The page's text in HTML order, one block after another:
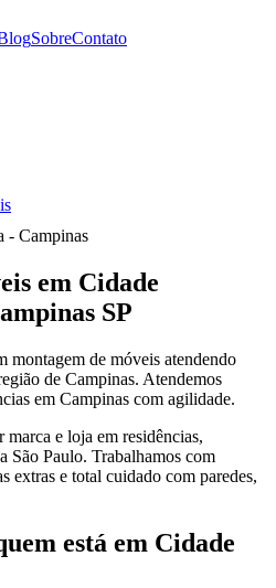
SobreContato
- Campinas
em Cidade
SP
montagem de móveis atendendo
de Campinas. Atendemos
em Campinas com agilidade.
e loja em residências,
São Paulo. Trabalhamos com
extras e total cuidado com paredes,
está em Cidade